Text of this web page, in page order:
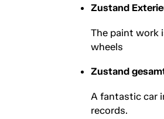
Zustand
The paint work
wheels
Zustand
A fantastic car
records.